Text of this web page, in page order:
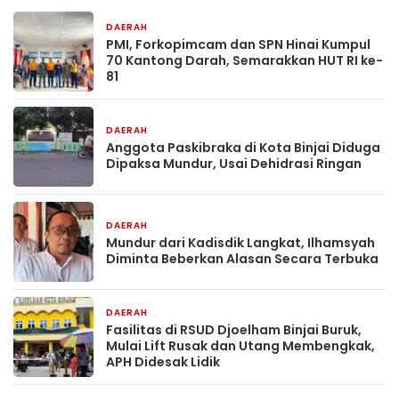
DAERAH
PMI, Forkopimcam dan SPN Hinai Kumpul
70 Kantong Darah, Semarakkan HUT RI ke-
81
DAERAH
Anggota Paskibraka di Kota Binjai Diduga
Dipaksa Mundur, Usai Dehidrasi Ringan
DAERAH
Mundur dari Kadisdik Langkat, Ilhamsyah
Diminta Beberkan Alasan Secara Terbuka
DAERAH
Fasilitas di RSUD Djoelham Binjai Buruk,
Mulai Lift Rusak dan Utang Membengkak,
APH Didesak Lidik